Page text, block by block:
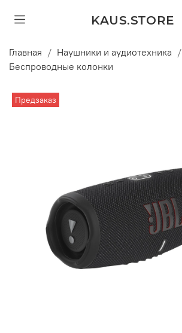
KAUS.STORE
Главная
Наушники и аудиотехника
Беспроводные колонки
Предзаказ